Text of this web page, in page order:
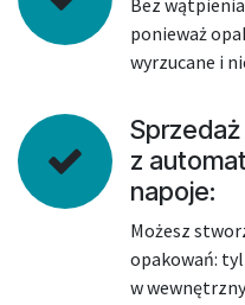
Bez
ponieważ
wyrzucane i
z
napoje:
Możesz
opakowań:
w